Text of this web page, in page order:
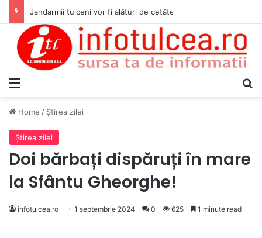
Home / Ştirea zilei
Ştirea zilei
Doi bărbați dispăruți în mare
la Sfântu Gheorghe!
infotulcea.ro 1 septembrie 2024 0 625 1 minute read